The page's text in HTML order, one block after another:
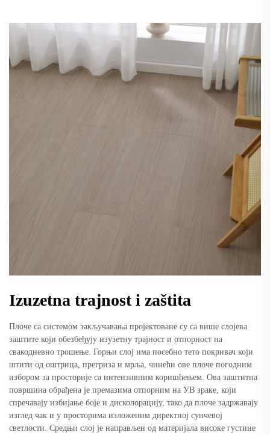
Izuzetna trajnost i zaštita
Плоче са системом закључавања пројектоване су са више слојева
заштите који обезбеђују изузетну трајност и отпорност на
свакодневно трошење. Горњи слој има посебно тето покривач који
штити од оштрица, прегриза и мрља, чинећи ове плоче погодним
избором за просторије са интензивним коришћењем. Ова заштитна
површина обрађена је премазима отпорним на УВ зраке, који
спречавају избијање боје и дисколорацију, тако да плоче задржавају
изглед чак и у просторима изложеним директној сунчевој
светлости. Средњи слој је направљен од материјала високе густине